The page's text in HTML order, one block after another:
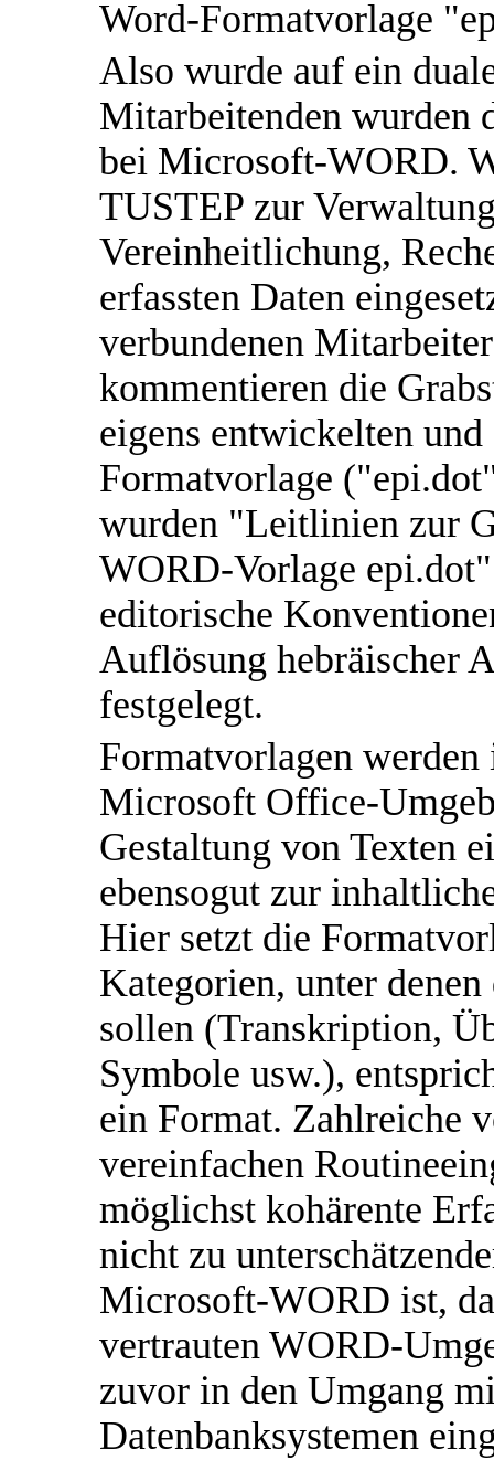
Word-Formatvorlage
Also wurde auf ein
Mitarbeitenden wurden
bei Microsoft-WORD.
TUSTEP zur
Vereinheitlichung,
erfassten Daten
verbundenen
kommentieren die
eigens entwickelten
Formatvorlage
wurden "Leitlinien zur
WORD-Vorlage
editorische
Auflösung hebräischer
festgelegt.
Formatvorlagen
Microsoft Office-
Gestaltung von Texten
ebensogut zur
Hier setzt die
Kategorien, unter
sollen (Transkription,
Symbole usw.),
ein Format. Zahlreiche
vereinfachen
möglichst kohärente
nicht zu
Microsoft-WORD ist,
vertrauten WORD-
zuvor in den Umgang
Datenbanksystemen